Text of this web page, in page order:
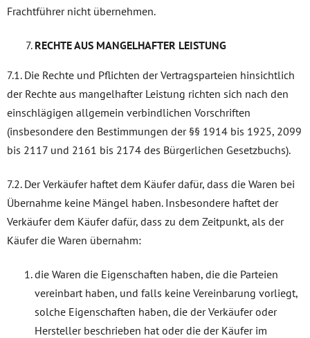
Frachtführer nicht übernehmen.
RECHTE AUS MANGELHAFTER LEISTUNG
7.1. Die Rechte und Pflichten der Vertragsparteien hinsichtlich
der Rechte aus mangelhafter Leistung richten sich nach den
einschlägigen allgemein verbindlichen Vorschriften
(insbesondere den Bestimmungen der §§ 1914 bis 1925, 2099
bis 2117 und 2161 bis 2174 des Bürgerlichen Gesetzbuchs).
7.2. Der Verkäufer haftet dem Käufer dafür, dass die Waren bei
Übernahme keine Mängel haben. Insbesondere haftet der
Verkäufer dem Käufer dafür, dass zu dem Zeitpunkt, als der
Käufer die Waren übernahm:
die Waren die Eigenschaften haben, die die Parteien
vereinbart haben, und falls keine Vereinbarung vorliegt,
solche Eigenschaften haben, die der Verkäufer oder
Hersteller beschrieben hat oder die der Käufer im